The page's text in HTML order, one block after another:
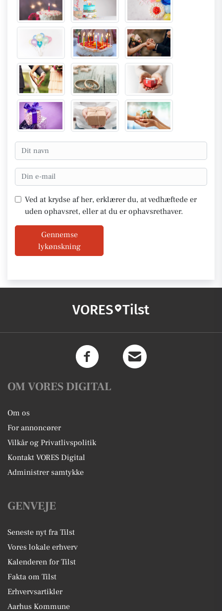
Ved at krydse af her, erklærer du, at vedhæftede er
uden ophavsret, eller at du er ophavsrethaver.
Gennemse
lykønskning
VORES Tilst
OM VORES DIGITAL
Om os
For annoncører
Vilkår og Privatlivspolitik
Kontakt VORES Digital
Administrer samtykke
GENVEJE
Seneste nyt fra Tilst
Vores lokale erhverv
Kalenderen for Tilst
Fakta om Tilst
Erhvervsartikler
Aarhus Kommune